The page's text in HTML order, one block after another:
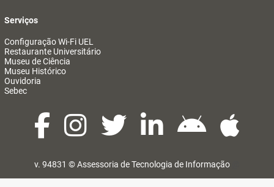
Serviços
Configuração Wi-Fi UEL
Restaurante Universitário
Museu de Ciência
Museu Histórico
Ouvidoria
Sebec
v. 94831 ©Assessoria de Tecnologia de Informação